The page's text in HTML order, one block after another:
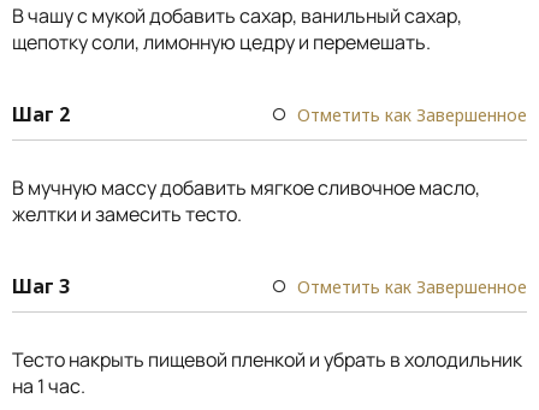
В чашу с мукой добавить сахар, ванильный сахар,
щепотку соли, лимонную цедру и перемешать.
Шаг 2 Отметить как Завершенное
В мучную массу добавить мягкое сливочное масло,
желтки и замесить тесто.
Шаг 3 Отметить как Завершенное
Тесто накрыть пищевой пленкой и убрать в холодильник
на 1 час.